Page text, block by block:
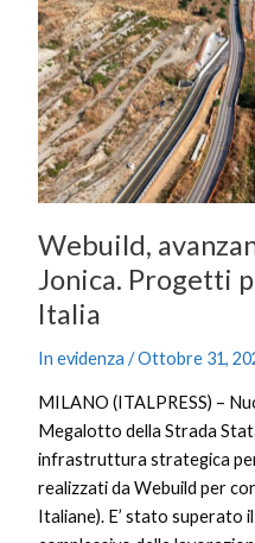
Webuild,
Jonica. Progetti
Italia
In evidenza /Ottobre 31,
MILANO (ITALPRESS) –
Megalotto della Strada
infrastruttura strategica
realizzati da Webuild per
Italiane). E’ stato superato
Jonica.
Progetti
per
15
mld
nel
Sud